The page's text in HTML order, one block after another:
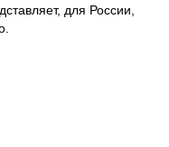
для России,